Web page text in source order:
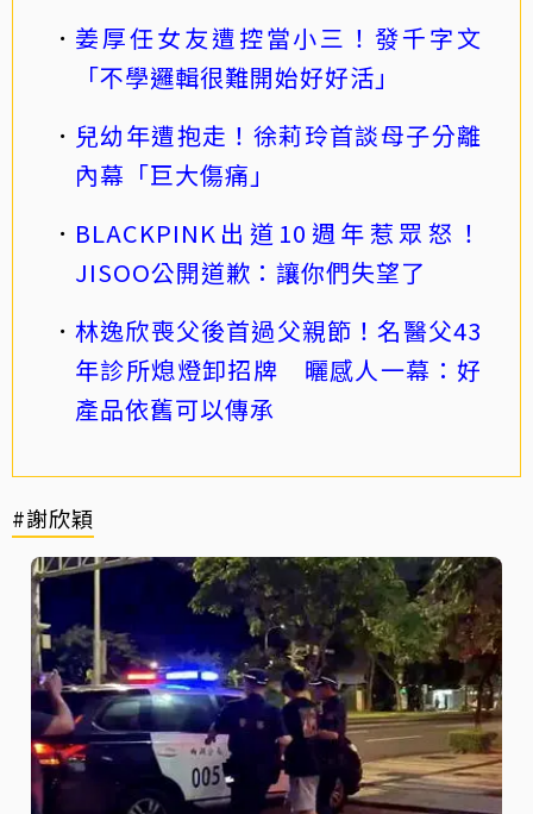
姜厚任女友遭控當小三！發千字文
「不學邏輯很難開始好好活」
兒幼年遭抱走！徐莉玲首談母子分離
內幕「巨大傷痛」
BLACKPINK出道10週年惹眾怒！
JISOO公開道歉：讓你們失望了
林逸欣喪父後首過父親節！名醫父43
年診所熄燈卸招牌 曬感人一幕：好
產品依舊可以傳承
#謝欣穎